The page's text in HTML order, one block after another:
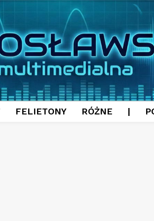
FELIETONY RÓŻNE |